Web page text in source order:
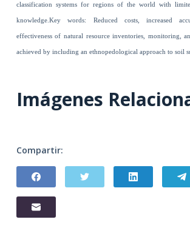
classification systems for regions of the world with
knowledge.Key words: Reduced costs, increased
effectiveness of natural resource inventories, monitoring,
achieved by including an ethnopedological approach to soil
Imágenes
Compartir: